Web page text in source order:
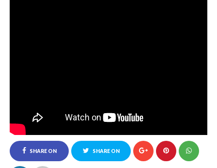
SHARE ON SHARE ON